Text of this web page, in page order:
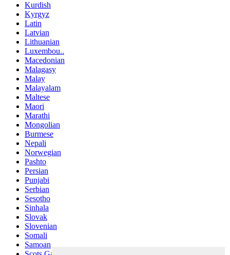
Kurdish
Kyrgyz
Latin
Latvian
Lithuanian
Luxembou..
Macedonian
Malagasy
Malay
Malayalam
Maltese
Maori
Marathi
Mongolian
Burmese
Nepali
Norwegian
Pashto
Persian
Punjabi
Serbian
Sesotho
Sinhala
Slovak
Slovenian
Somali
Samoan